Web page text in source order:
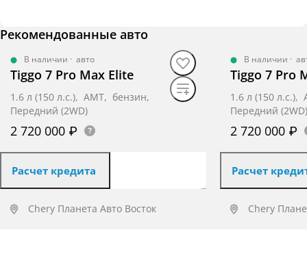
Рекомендованные авто
В наличии · авто
Tiggo 7 Pro Max Elite
1.6 л (150 л.с.), AMT, бензин,
Передний (2WD)
2 720 000 ₽
Расчет кредита
Chery Планета Авто Восток
В наличии ·
Tiggo 7 Pro
1.6 л (150
Передний
2 720 000 ₽
Расчет
Chery